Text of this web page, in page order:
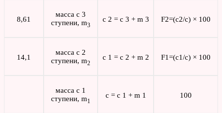
8,61
масса с 3
ступени, m3
c 2 = c 3 + m 3 F2=(c2/c) × 100
14,1
масса с 2
ступени, m2
c 1 = c 2 + m 2 F1=(c1/c) × 100
масса с 1
ступени, m1
c = c 1 + m 1 100